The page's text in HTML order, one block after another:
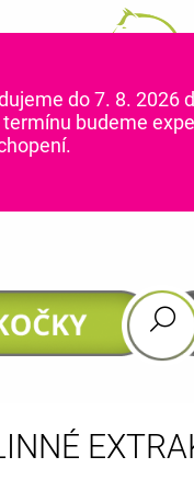
do 7. 8. 2026
budeme
Doporučujeme